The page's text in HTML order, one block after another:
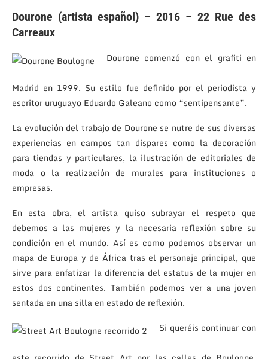
Dourone (artista español) – 2016 – 22 Rue des
Carreaux
Dourone comenzó con el grafiti en
Madrid en 1999. Su estilo fue definido por el periodista y
escritor uruguayo Eduardo Galeano como “sentipensante”.
La evolución del trabajo de Dourone se nutre de sus diversas
experiencias en campos tan dispares como la decoración
para tiendas y particulares, la ilustración de editoriales de
moda o la realización de murales para instituciones o
empresas.
En esta obra, el artista quiso subrayar el respeto que
debemos a las mujeres y la necesaria reflexión sobre su
condición en el mundo. Así es como podemos observar un
mapa de Europa y de África tras el personaje principal, que
sirve para enfatizar la diferencia del estatus de la mujer en
estos dos continentes. También podemos ver a una joven
sentada en una silla en estado de reflexión.
Si queréis continuar con